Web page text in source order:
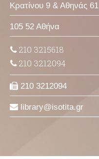
Κρατίνου 9 & Αθηνάς 61
105 52 Αθήνα
210 3215618
210 3212094
210 3212094
library isotita gr